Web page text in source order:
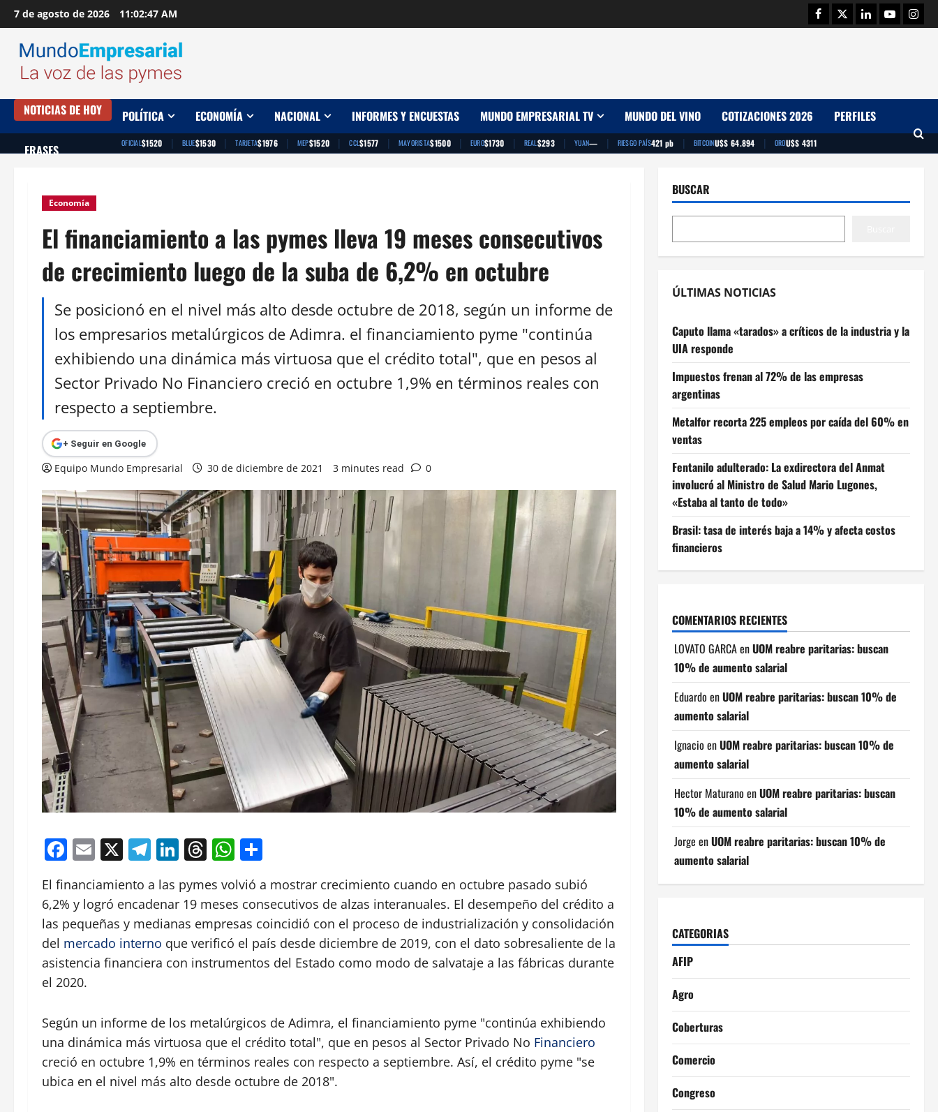
Saltar
al
contenido
7 de agosto de 2026 11:02:48 AM Facebook
TwitterLinkedinYoutube
NOTICIAS DE HOY POLÍTICA ECONOMÍA NACIONAL INFORMES Y ENCUESTAS MUNDO EMPRESARIAL TV MUNDO DEL VINO COTIZACIONES 2026 PERFILES
FRASES OFICIAL$1520 | BLUE$1530 | TARJETA$1976 | MEP$1520 | CCL$1577 | MAYORISTA$1500 | EURO$1730 | REAL$293 | YUAN— | RIESGO PAÍS421 pb | BITCOINU$S 64.894 | OROU$S 4311
Economía
El financiamiento a las pymes lleva 19 meses consecutivos
de crecimiento luego de la suba de 6,2% en octubre
Se posicionó en el nivel más alto desde octubre de 2018, según un informe de
los empresarios metalúrgicos de Adimra. el financiamiento pyme "continúa
exhibiendo una dinámica más virtuosa que el crédito total", que en pesos al
Sector Privado No Financiero creció en octubre 1,9% en términos reales con
respecto a septiembre.
+ Seguir en Google
Equipo Mundo Empresarial 30 de diciembre de 2021 3 minutes read 0
Facebook
Email
X Telegram
LinkedIn
Threads
WhatsApp
El financiamiento a las pymes volvió a mostrar crecimiento cuando en octubre pasado subió
6,2% y logró encadenar 19 meses consecutivos de alzas interanuales. El desempeño del crédito a
las pequeñas y medianas empresas coincidió con el proceso de industrialización y consolidación
del mercado interno que verificó el país desde diciembre de 2019, con el dato sobresaliente de la
asistencia financiera con instrumentos del Estado como modo de salvataje a las fábricas durante
el 2020.
Según un informe de los metalúrgicos de Adimra, el financiamiento pyme "continúa exhibiendo
una dinámica más virtuosa que el crédito total", que en pesos al Sector Privado No Financiero
creció en octubre 1,9% en términos reales con respecto a septiembre. Así, el crédito pyme "se
ubica en el nivel más alto desde octubre de 2018".
BUSCAR
ÚLTIMAS NOTICIAS
Caputo llama «tarados» a críticos de la industria y la
UIA responde
Impuestos frenan al 72% de las empresas
argentinas
Metalfor recorta 225 empleos por caída del 60% en
ventas
Fentanilo adulterado: La exdirectora del Anmat
involucró al Ministro de Salud Mario Lugones,
«Estaba al tanto de todo»
Brasil: tasa de interés baja a 14% y afecta costos
financieros
COMENTARIOS RECIENTES
LOVATO GARCAenUOM reabre paritarias: buscan
10% de aumento salarial
Eduardo enUOM reabre paritarias: buscan 10% de
aumento salarial
Ignacio enUOM reabre paritarias: buscan 10% de
aumento salarial
Hector Maturano enUOM reabre paritarias: buscan
10% de aumento salarial
Jorge enUOM reabre paritarias: buscan 10% de
aumento salarial
CATEGORIAS
AFIP
Agro
Coberturas
Comercio
Congreso